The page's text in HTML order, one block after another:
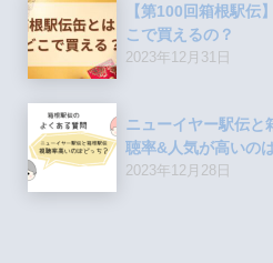
【第100回箱根駅伝
こで買えるの？
2023年12月31日
ニューイヤー駅伝と
聴率&人気が高いの
2023年12月28日